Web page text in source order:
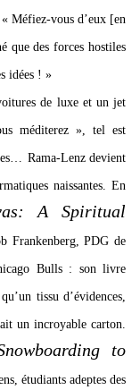
Méfiez-vous d’eux [en
que des forces hostiles
idées ! »
de luxe et un jet
méditerez », tel est
Rama-Lenz devient
naissantes. En
A Spiritual
Frankenberg, PDG de
Bulls : son livre
tissu d’évidences,
un incroyable carton.
to
étudiants adeptes des